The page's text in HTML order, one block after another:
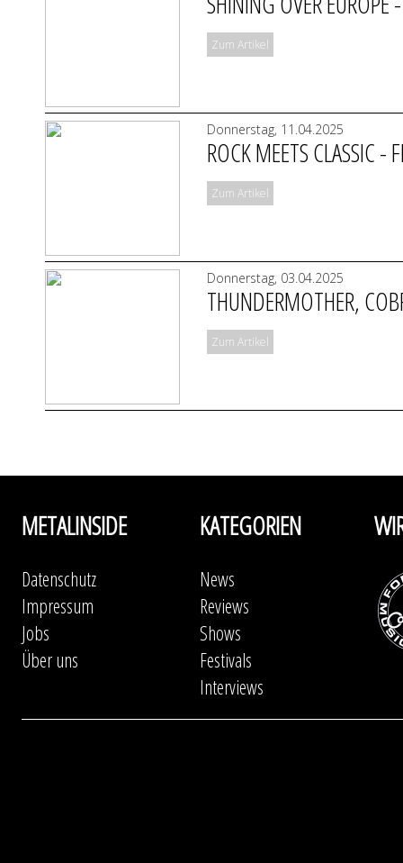
Zum Artikel
Donnerstag, 11.04.2025
ROCK MEETS CLASSIC -
Zum Artikel
Donnerstag, 03.04.2025
THUNDERMOTHER,
Zum Artikel
METALINSIDE
Datenschutz
Impressum
Jobs
Über uns
KATEGORIEN
News
Reviews
Shows
Festivals
Interviews